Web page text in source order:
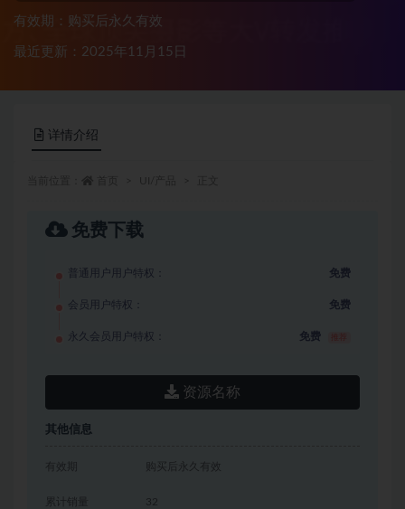
有效期：购买后永久有效
最近更新：2025年11月15日
详情介绍
免费下载
普通用户用户特权： 免费
会员用户特权： 免费
永久会员用户特权： 免费
资源名称
其他信息
有效期 购买后永久有效
累计销量 32